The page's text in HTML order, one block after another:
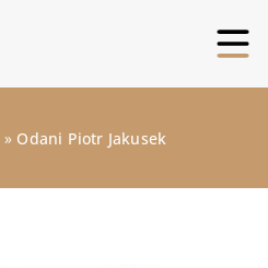
» Odani Piotr Jakusek